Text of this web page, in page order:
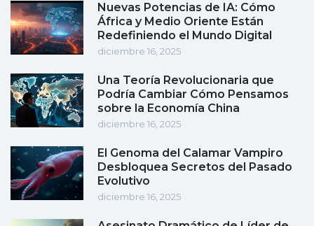
Nuevas Potencias de IA: Cómo
África y Medio Oriente Están
Redefiniendo el Mundo Digital
diciembre 16, 2025
Una Teoría Revolucionaria que
Podría Cambiar Cómo Pensamos
sobre la Economía China
diciembre 16, 2025
El Genoma del Calamar Vampiro
Desbloquea Secretos del Pasado
Evolutivo
diciembre 16, 2025